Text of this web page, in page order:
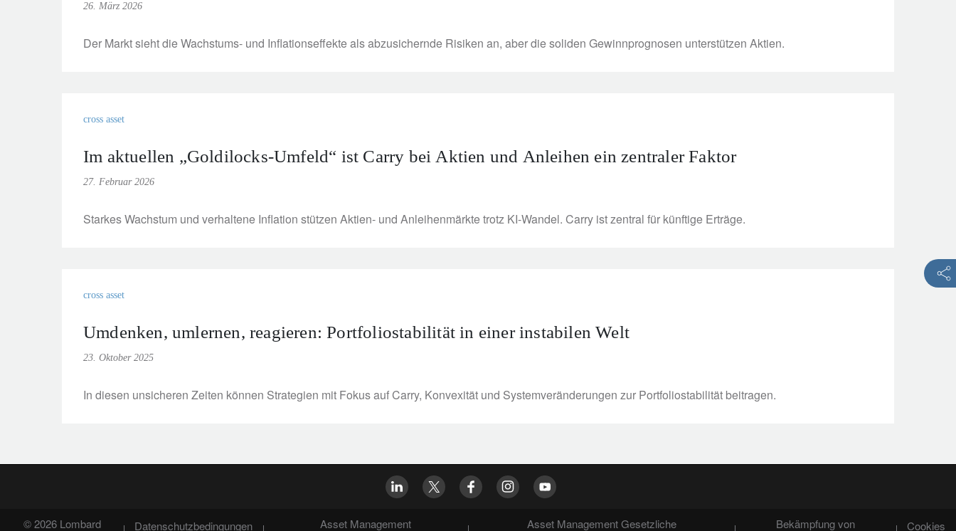
26. März 2026
Der Markt sieht die Wachstums- und Inflationseffekte als abzusichernde Risiken an, aber die soliden Gewinnprognosen unterstützen Aktien.
cross asset
Im aktuellen „Goldilocks-Umfeld“ ist Carry bei Aktien und Anleihen ein zentraler Faktor
27. Februar 2026
Starkes Wachstum und verhaltene Inflation stützen Aktien- und Anleihenmärkte trotz KI-Wandel. Carry ist zentral für künftige Erträge.
cross asset
Umdenken, umlernen, reagieren: Portfoliostabilität in einer instabilen Welt
23. Oktober 2025
In diesen unsicheren Zeiten können Strategien mit Fokus auf Carry, Konvexität und Systemveränderungen zur Portfoliostabilität beitragen.
© 2026 Lombard Datenschutzbedingungen Asset Management Asset Management Gesetzliche Bekämpfung von Cookies